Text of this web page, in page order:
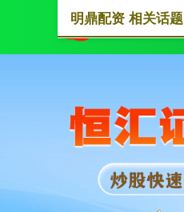
明鼎配资 相关话题